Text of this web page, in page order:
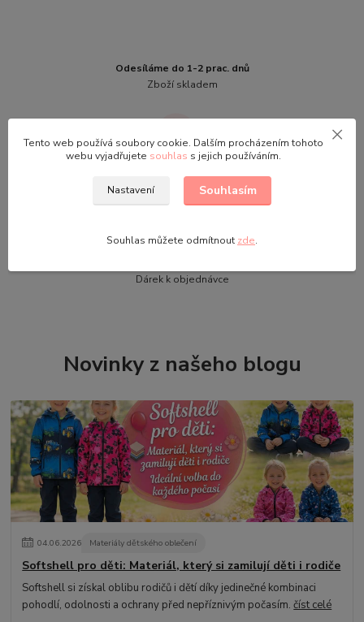
Odesíláme do 1-2 prac. dnů
Zboží skladem
Výměna zboží
Dárek k objednávce
Novinky z našeho blogu
04.06.2026 Materiály dětského oblečení
Softshell pro děti: Materiál, který si zamilují děti i rodiče
Softshell si získal oblibu rodičů i dětí díky jedinečné kombinaci
pohodlí, odolnosti a ochrany před nepříznivým počasím.číst celé
Tento web používá soubory cookie. Dalším procházením tohoto
webu vyjadřujete souhlas s jejich používáním.
Nastavení Souhlasím
Souhlas můžete odmítnout zde.